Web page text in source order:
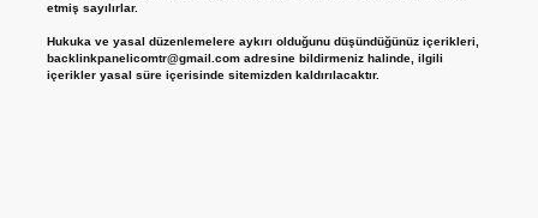
etmiş sayılırlar.
Hukuka ve yasal düzenlemelere aykırı olduğunu düşündüğünüz içerikleri,
backlinkpanelicomtr@gmail.comadresine bildirmeniz halinde, ilgili
içerikler yasal süre içerisinde sitemizden kaldırılacaktır.